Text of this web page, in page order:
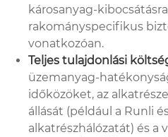
károsanyag-
rakományspecifikus
vonatkozóan.
Teljes tulajdonlási
üzemanyag-
időközöket, az
állását (például a Runli
alkatrészhálózatát) és a